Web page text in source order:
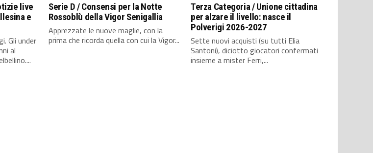
live
e
Gli under
al
Serie D / Consensi per la Notte
Rossoblù della Vigor Senigallia
Apprezzate le nuove maglie, con la
prima che ricorda quella con cui la Vigor...
Terza Categoria / Unione cittadina
per alzare il livello: nasce il
Polverigi 2026-2027
Sette nuovi acquisti (su tutti Elia
Santoni), diciotto giocatori confermati
insieme a mister Ferri,...